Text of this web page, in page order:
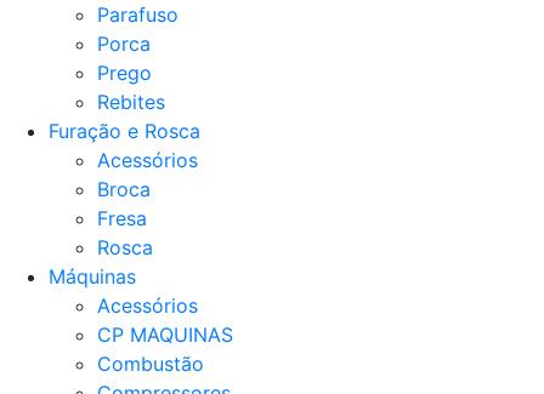
Parafuso
Porca
Prego
Rebites
Furação e Rosca
Acessórios
Broca
Fresa
Rosca
Máquinas
Acessórios
CP MAQUINAS
Combustão